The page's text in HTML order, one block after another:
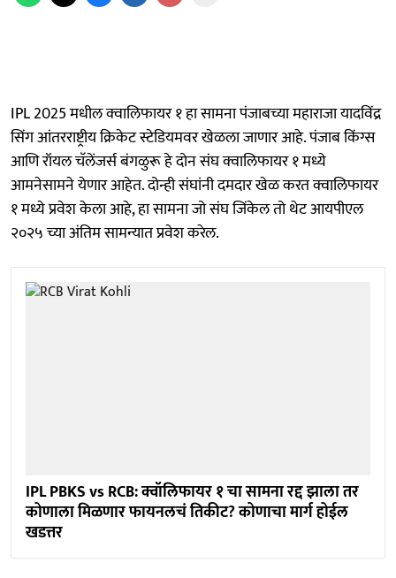
IPL 2025 मधील क्वालिफायर १ हा सामना पंजाबच्या महाराजा यादविंद्र
सिंग आंतरराष्ट्रीय क्रिकेट स्टेडियमवर खेळला जाणार आहे. पंजाब किंग्स
आणि रॉयल चॅलेंजर्स बंगळुरू हे दोन संघ क्वालिफायर १ मध्ये
आमनेसामने येणार आहेत. दोन्ही संघांनी दमदार खेळ करत क्वालिफायर
१ मध्ये प्रवेश केला आहे, हा सामना जो संघ जिंकेल तो थेट आयपीएल
२०२५ च्या अंतिम सामन्यात प्रवेश करेल.
IPL PBKS vs RCB: क्वॉलिफायर १ चा सामना रद्द झाला तर
कोणाला मिळणार फायनलचं तिकीट? कोणाचा मार्ग होईल
खडत्तर